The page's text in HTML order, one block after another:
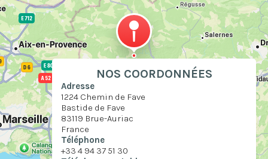
NOS COORDONNÉES
Adresse
1224 Chemin de Fave
Bastide de Fave
83119 Brue-Auriac
France
Téléphone
+33 4 94 37 51 30